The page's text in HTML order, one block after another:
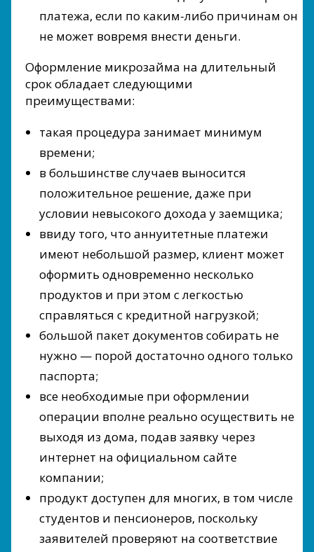
платежа, если по каким-либо причинам он
не может вовремя внести деньги.
Оформление микрозайма на длительный
срок обладает следующими
преимуществами:
такая процедура занимает минимум
времени;
в большинстве случаев выносится
положительное решение, даже при
условии невысокого дохода у заемщика;
ввиду того, что аннуитетные платежи
имеют небольшой размер, клиент может
оформить одновременно несколько
продуктов и при этом с легкостью
справляться с кредитной нагрузкой;
большой пакет документов собирать не
нужно — порой достаточно одного только
паспорта;
все необходимые при оформлении
операции вполне реально осуществить не
выходя из дома, подав заявку через
интернет на официальном сайте
компании;
продукт доступен для многих, в том числе
студентов и пенсионеров, поскольку
заявителей проверяют на соответствие